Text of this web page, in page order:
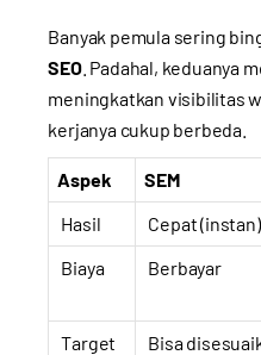
Banyak pemula sering
SEO. Padahal, keduanya
meningkatkan visibilitas
kerjanya cukup berbeda.
Aspek SEM
Hasil
Cepat (instan)
Biaya
Berbayar
Target
Bisa